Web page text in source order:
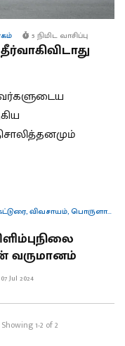
5 நிமிட வாசிப்பு
,விவசாயம்,பொருளாதாரம்
வருமானம்
Jul 2024
Showing 1-2 of 2